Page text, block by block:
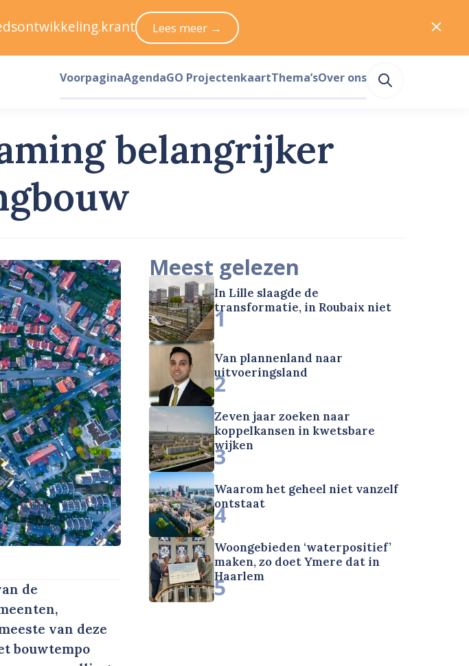
belangrijker
de
van deze
bouwtempo
Meest gelezen
In Lille slaagde de
transformatie, in Roubaix niet
1
Van plannenland naar
uitvoeringsland
2
Zeven jaar zoeken naar
koppelkansen in kwetsbare
wijken
3
Waarom het geheel niet vanzelf
ontstaat
4
Woongebieden ‘waterpositief’
maken, zo doet Ymere dat in
Haarlem
5
Lees meer →
VoorpaginaAgendaGO ProjectenkaartThema’sOver ons